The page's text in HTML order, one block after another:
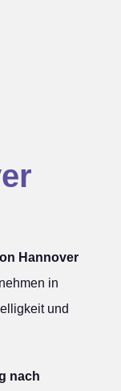
Hannover
in
und
nach